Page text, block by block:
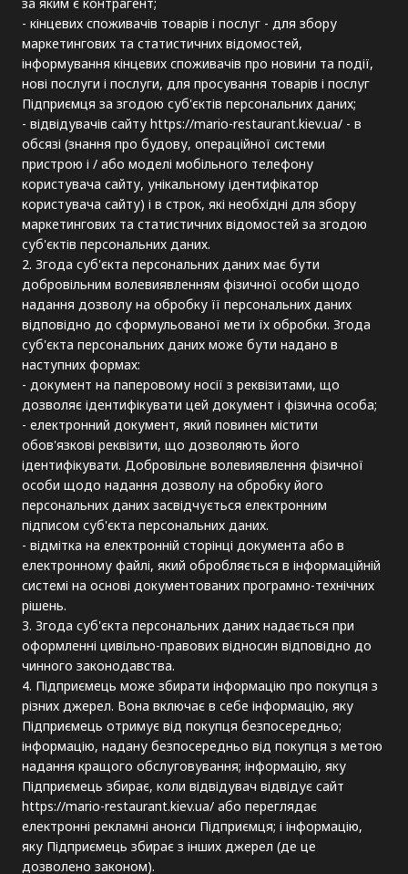
- кінцевих споживачів товарів і послуг - для збору
маркетингових та статистичних відомостей,
інформування кінцевих споживачів про новини та події,
нові послуги і послуги, для просування товарів і послуг
Підприємця за згодою суб'єктів персональних даних;
- відвідувачів сайту https://mario-restaurant.kiev.ua/ - в
обсязі (знання про будову, операційної системи
пристрою і / або моделі мобільного телефону
користувача сайту, унікальному ідентифікатор
користувача сайту) і в строк, які необхідні для збору
маркетингових та статистичних відомостей за згодою
суб'єктів персональних даних.
2. Згода суб'єкта персональних даних має бути
добровільним волевиявленням фізичної особи щодо
надання дозволу на обробку її персональних даних
відповідно до сформульованої мети їх обробки. Згода
суб'єкта персональних даних може бути надано в
наступних формах:
- документ на паперовому носії з реквізитами, що
дозволяє ідентифікувати цей документ і фізична особа;
- електронний документ, який повинен містити
обов'язкові реквізити, що дозволяють його
ідентифікувати. Добровільне волевиявлення фізичної
особи щодо надання дозволу на обробку його
персональних даних засвідчується електронним
підписом суб'єкта персональних даних.
- відмітка на електронній сторінці документа або в
електронному файлі, який обробляється в інформаційній
системі на основі документованих програмно-технічних
рішень.
3. Згода суб'єкта персональних даних надається при
оформленні цивільно-правових відносин відповідно до
чинного законодавства.
4. Підприємець може збирати інформацію про покупця з
різних джерел. Вона включає в себе інформацію, яку
Підприємець отримує від покупця безпосередньо;
інформацію, надану безпосередньо від покупця з метою
надання кращого обслуговування; інформацію, яку
Підприємець збирає, коли відвідувач відвідує сайт
https://mario-restaurant.kiev.ua/ або переглядає
електронні рекламні анонси Підприємця; і інформацію,
яку Підприємець збирає з інших джерел (де це
дозволено законом).